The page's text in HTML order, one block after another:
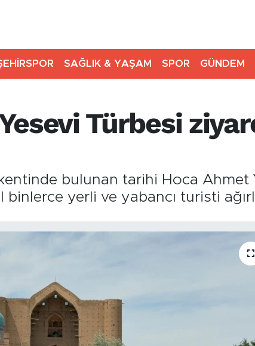
SAĞLIK & YAŞAM SPOR GÜNDEM
Türbesi
bulunan tarihi Hoca
yerli ve yabancı turisti